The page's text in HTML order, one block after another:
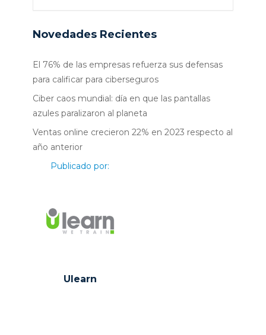
Novedades Recientes
El 76% de las empresas refuerza sus defensas
para calificar para ciberseguros
Ciber caos mundial: día en que las pantallas
azules paralizaron al planeta
Ventas online crecieron 22% en 2023 respecto al
año anterior
Publicado por:
Ulearn